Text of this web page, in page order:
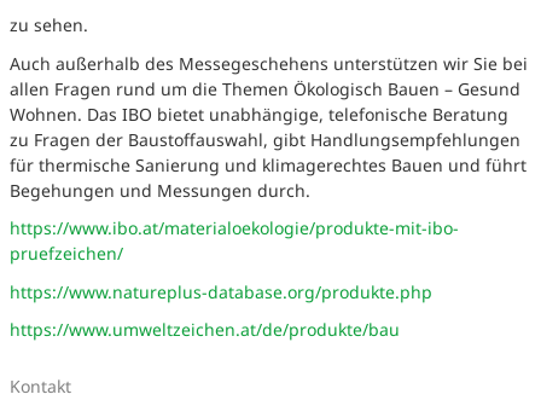
zu sehen.
Auch außerhalb des Messegeschehens unterstützen wir Sie bei
allen Fragen rund um die Themen Ökologisch Bauen – Gesund
Wohnen. Das IBO bietet unabhängige, telefonische Beratung
zu Fragen der Baustoffauswahl, gibt Handlungsempfehlungen
für thermische Sanierung und klimagerechtes Bauen und führt
Begehungen und Messungen durch.
https://www.ibo.at/materialoekologie/produkte-mit-ibo-
pruefzeichen/
https://www.natureplus-database.org/produkte.php
https://www.umweltzeichen.at/de/produkte/bau
Kontakt